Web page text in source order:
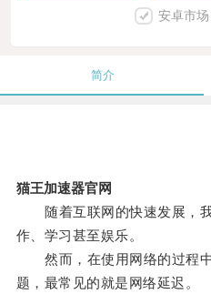
安卓市
简介
猫王加速器官网
随着互联网的快速发展，我
作、学习甚至娱乐。
然而，在使用网络的过程中
题，最常见的就是网络延迟。